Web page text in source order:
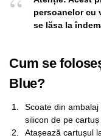
persoanelor cu
se lăsa la
Cum se
Blue?
Scoate din
silicon de pe
Atașează cartușul